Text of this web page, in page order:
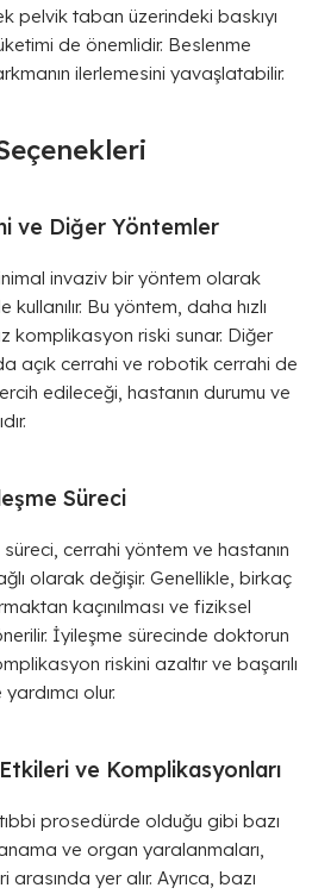
pelvik taban üzerindeki baskıyı
de önemlidir. Beslenme
ilerlemesini yavaşlatabilir.
ve Diğer Yöntemler
invaziv bir yöntem olarak
Bu yöntem, daha hızlı
komplikasyon riski sunar. Diğer
açık cerrahi ve robotik cerrahi de
edileceği, hastanın durumu ve
Süreci
cerrahi yöntem ve hastanın
olarak değişir. Genellikle, birkaç
kaçınılması ve fiziksel
İyileşme sürecinde doktorun
riskini azaltır ve başarılı
olur.
ve Komplikasyonları
prosedürde olduğu gibi bazı
ve organ yaralanmaları,
yer alır. Ayrıca, bazı